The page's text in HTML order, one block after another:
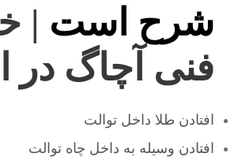
شرح است |
فنی آچاگ در
افتادن طلا داخل توالت
افتادن وسیله به داخل چاه توالت